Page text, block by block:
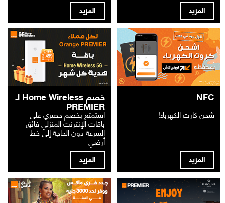
المزيد المزيد
NFC
شحن كارت الكهرباء!
المزيد
خصم Home Wireless لـ
PREMIER
استمتع بخصم حصري على
باقات الإنترنت المنزلي فائق
السرعة دون الحاجة إلى خط
أرضي
المزيد